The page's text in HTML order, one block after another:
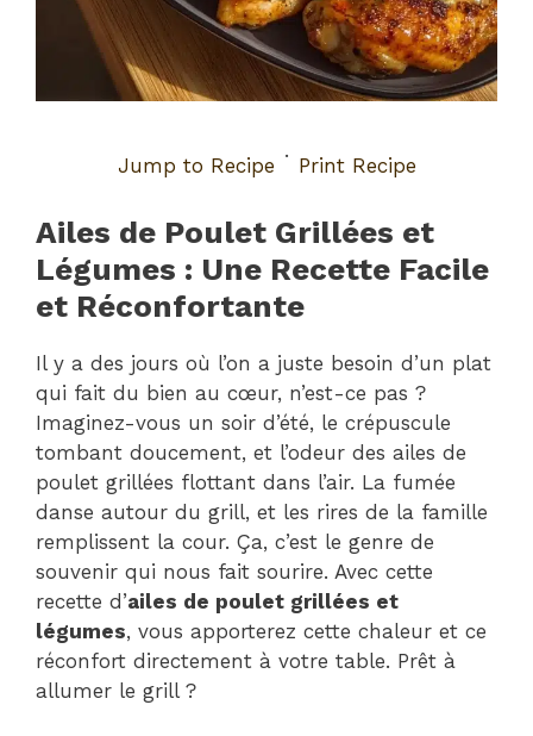
Jump to Recipe · Print Recipe
Ailes de Poulet Grillées et
Légumes : Une Recette Facile
et Réconfortante
Il y a des jours où l’on a juste besoin d’un plat
qui fait du bien au cœur, n’est-ce pas ?
Imaginez-vous un soir d’été, le crépuscule
tombant doucement, et l’odeur des ailes de
poulet grillées flottant dans l’air. La fumée
danse autour du grill, et les rires de la famille
remplissent la cour. Ça, c’est le genre de
souvenir qui nous fait sourire. Avec cette
recette d’ailes de poulet grillées et
légumes, vous apporterez cette chaleur et ce
réconfort directement à votre table. Prêt à
allumer le grill ?